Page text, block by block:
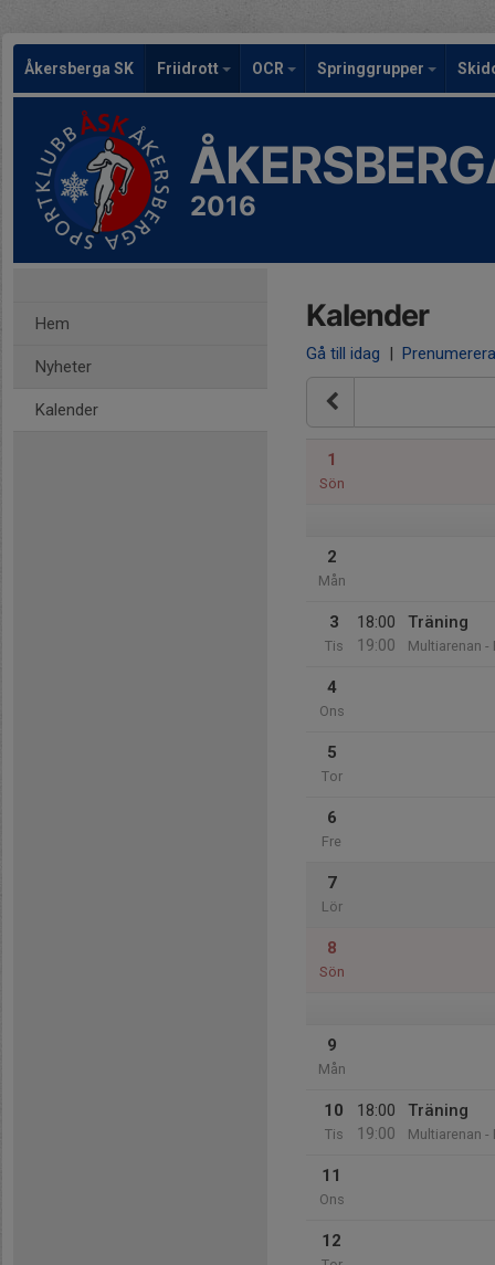
Åkersberga SK Friidrott OCR Springgrupper
2016
Hem
Nyheter
Kalender
Kalender
Gå till idag | Prenumerera
1
Sön
2
Mån
3
Tis
18:00
19:00
Träning
Multiarenan -
4
Ons
5
Tor
6
Fre
7
Lör
8
Sön
9
Mån
10
Tis
18:00
19:00
Träning
Multiarenan -
11
Ons
12